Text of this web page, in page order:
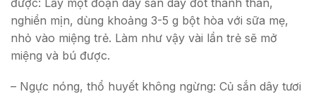
được: Lấy một đoạn dây sắn dây đốt thành than,
nghiền mịn, dùng khoảng 3-5 g bột hòa với sữa mẹ,
nhỏ vào miệng trẻ. Làm như vậy vài lần trẻ sẽ mở
miệng và bú được.
– Ngực nóng, thổ huyết không ngừng: Củ sắn dây tươi